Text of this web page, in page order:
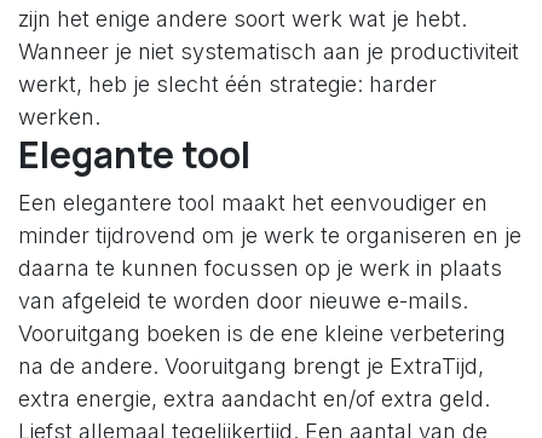
zijn het enige andere soort werk wat je hebt.
Wanneer je niet systematisch aan je productiviteit
werkt, heb je slecht één strategie: harder
werken.
Elegante tool
Een elegantere tool maakt het eenvoudiger en
minder tijdrovend om je werk te organiseren en je
daarna te kunnen focussen op je werk in plaats
van afgeleid te worden door nieuwe e-mails.
Vooruitgang boeken is de ene kleine verbetering
na de andere. Vooruitgang brengt je ExtraTijd,
extra energie, extra aandacht en/of extra geld.
Liefst allemaal tegelijkertijd. Een aantal van de